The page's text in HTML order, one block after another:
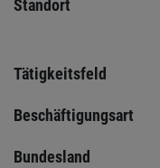
Standort
Tätigkeitsfeld
Beschäftigungsart
Bundesland